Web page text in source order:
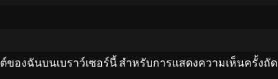
ของฉันบนเบราว์เซอร์นี้ สำหรับการแสดงความเห็นครั้งถัด